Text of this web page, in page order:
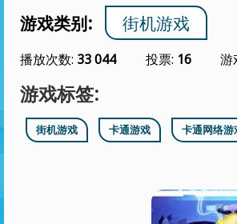
游戏类别:
街机游戏
播放次数: 33 044 投票: 16 游
游戏标签:
街机游戏 卡通游戏 卡通网络游